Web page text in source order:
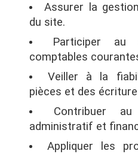
Assurer la
du site.
Participer au
comptables
Veiller à la
pièces et des
Contribuer
administratif et
Appliquer les